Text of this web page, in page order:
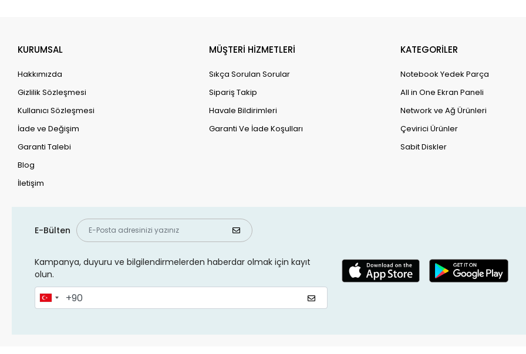
KURUMSAL
Hakkımızda
Gizlilik Sözleşmesi
Kullanıcı Sözleşmesi
İade ve Değişim
Garanti Talebi
Blog
İletişim
MÜŞTERİ HİZMETLERİ
Sıkça Sorulan Sorular
Sipariş Takip
Havale Bildirimleri
Garanti Ve İade Koşulları
KATEGORİLER
Notebook Yedek Parça
All in One Ekran Paneli
Network ve Ağ Ürünleri
Çevirici Ürünler
Sabit Diskler
E-Bülten
Kampanya, duyuru ve bilgilendirmelerden haberdar olmak için kayıt
olun.